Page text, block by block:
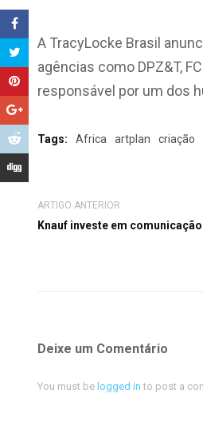
A TracyLocke Brasil
agências como DPZ&T,
responsável por um dos
Tags: Africa artplan criação
ARTIGO ANTERIOR
Knauf investe em
Deixe um Comentário
You must be logged in to post a